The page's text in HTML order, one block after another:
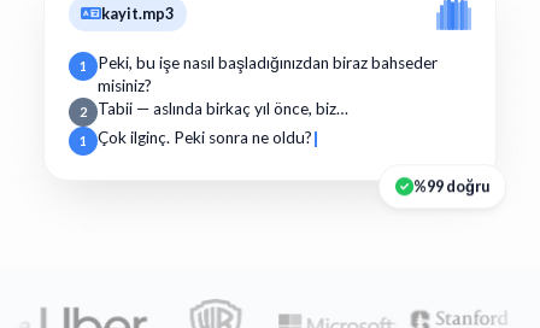
kayit.mp3
1
Peki, bu işe nasıl başladığınızdan biraz bahseder
misiniz?
2 Tabii — aslında birkaç yıl önce, biz…
1 Çok ilginç. Peki sonra ne oldu?
%99 doğru